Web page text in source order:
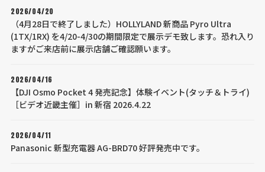
2026/04/20
（4月28日で終了しました）HOLLYLAND 新商品 Pyro Ultra
(1TX/1RX) を4/20-4/30の期間限定で展示デモ致します。恐れ入り
ますがご来店前に展示店舗ご確認願います。
2026/04/16
【DJI Osmo Pocket 4 発売記念】体験イベント(タッチ＆トライ)
［ビデオ近畿主催］in 新宿 2026.4.22
2026/04/11
Panasonic 新型充電器 AG-BRD70 好評発売中です。